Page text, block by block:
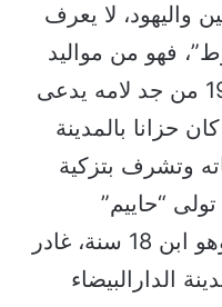
واليهود، لا يعرف
فهو من مواليد
مدينة الصويرة في سنة 1948 من جد لامه يدعى
حزانا بالمدينة
وتشرف بتزكية
“حاييم”
بالإشراف على هذه المهمة وهو ابن 18 سنة، غادر
الدارالبيضاء